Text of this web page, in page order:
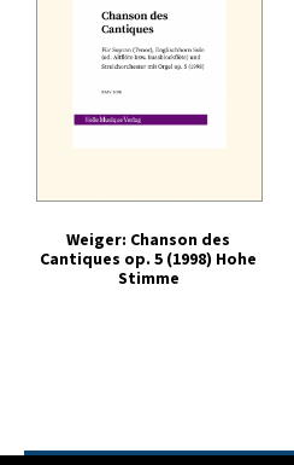
Literatur
Weiger: Chanson des
Cantiques op. 5 (1998) Hohe
Stimme